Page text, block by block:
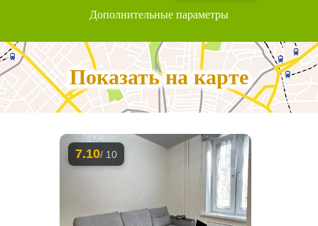
Дополнительные параметры
Показать на карте
7.10/ 10